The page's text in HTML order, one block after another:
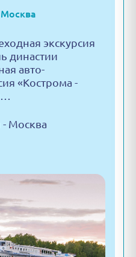
экскурсия
династии
авто-
«Кострома -
Москва